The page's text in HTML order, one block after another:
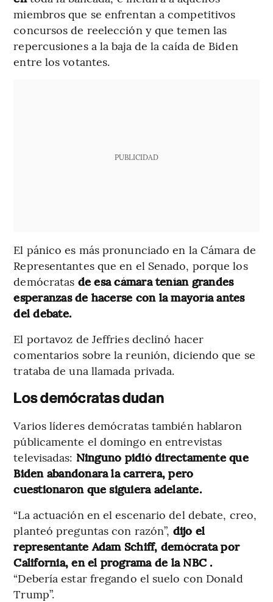
miembros que se enfrentan a competitivos
concursos de reelección y que temen las
repercusiones a la baja de la caída de Biden
entre los votantes.
PUBLICIDAD
El pánico es más pronunciado en la Cámara de
Representantes que en el Senado, porque los
demócratas de esa cámara tenían grandes
esperanzas de hacerse con la mayoría antes
del debate.
El portavoz de Jeffries declinó hacer
comentarios sobre la reunión, diciendo que se
trataba de una llamada privada.
Los demócratas dudan
Varios líderes demócratas también hablaron
públicamente el domingo en entrevistas
televisadas: Ninguno pidió directamente que
Biden abandonara la carrera, pero
cuestionaron que siguiera adelante.
“La actuación en el escenario del debate, creo,
planteó preguntas con razón”, dijo el
representante Adam Schiff, demócrata por
California, en el programa de la NBC .
“Debería estar fregando el suelo con Donald
Trump”.